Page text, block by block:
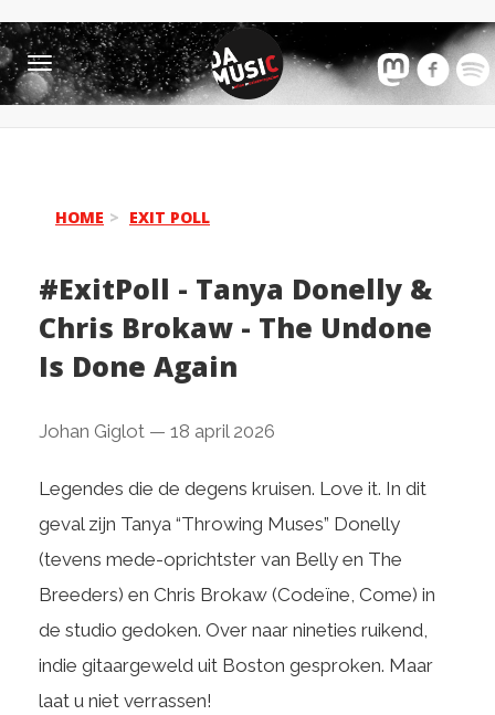
Toggle
navigation
HOME EXIT POLL
#ExitPoll - Tanya Donelly &
Chris Brokaw - The Undone
Is Done Again
Johan Giglot — 18 april 2026
Legendes die de degens kruisen. Love it. In dit
geval zijn Tanya “Throwing Muses” Donelly
(tevens mede-oprichtster van Belly en The
Breeders) en Chris Brokaw (Codeïne, Come) in
de studio gedoken. Over naar nineties ruikend,
indie gitaargeweld uit Boston gesproken. Maar
laat u niet verrassen!